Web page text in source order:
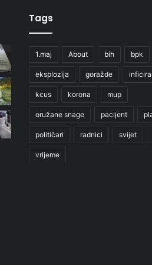
Tags
1.maj About bih bpk
eksplozija goražde
kcus korona mup
oružane snage pacijent
političari radnici svijet
vrijeme